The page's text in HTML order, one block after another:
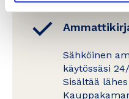
Sähköinen
käytössäsi
Sisältää